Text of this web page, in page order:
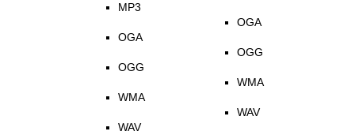
MP3
OGA
OGG
WMA
WAV
OGA
OGG
WMA
WAV